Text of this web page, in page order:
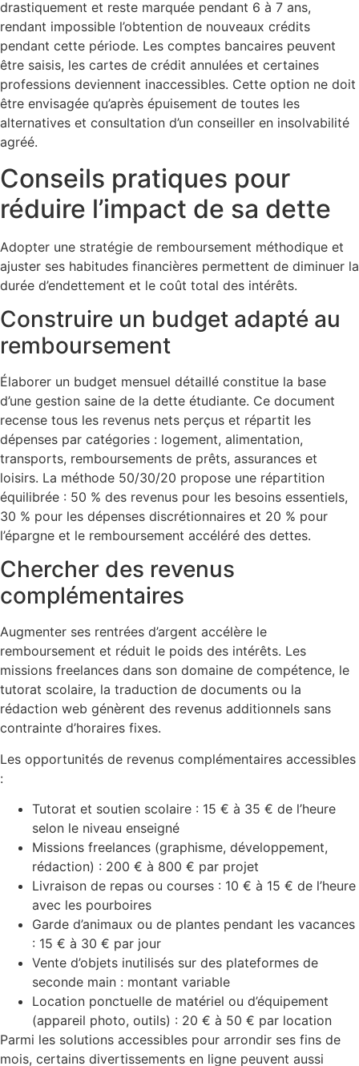
drastiquement et reste marquée pendant 6 à 7 ans,
rendant impossible l’obtention de nouveaux crédits
pendant cette période. Les comptes bancaires peuvent
être saisis, les cartes de crédit annulées et certaines
professions deviennent inaccessibles. Cette option ne doit
être envisagée qu’après épuisement de toutes les
alternatives et consultation d’un conseiller en insolvabilité
agréé.
Conseils pratiques pour
réduire l’impact de sa dette
Adopter une stratégie de remboursement méthodique et
ajuster ses habitudes financières permettent de diminuer la
durée d’endettement et le coût total des intérêts.
Construire un budget adapté au
remboursement
Élaborer un budget mensuel détaillé constitue la base
d’une gestion saine de la dette étudiante. Ce document
recense tous les revenus nets perçus et répartit les
dépenses par catégories : logement, alimentation,
transports, remboursements de prêts, assurances et
loisirs. La méthode 50/30/20 propose une répartition
équilibrée : 50 % des revenus pour les besoins essentiels,
30 % pour les dépenses discrétionnaires et 20 % pour
l’épargne et le remboursement accéléré des dettes.
Chercher des revenus
complémentaires
Augmenter ses rentrées d’argent accélère le
remboursement et réduit le poids des intérêts. Les
missions freelances dans son domaine de compétence, le
tutorat scolaire, la traduction de documents ou la
rédaction web génèrent des revenus additionnels sans
contrainte d’horaires fixes.
Les opportunités de revenus complémentaires accessibles
:
Tutorat et soutien scolaire : 15 € à 35 € de l’heure
selon le niveau enseigné
Missions freelances (graphisme, développement,
rédaction) : 200 € à 800 € par projet
Livraison de repas ou courses : 10 € à 15 € de l’heure
avec les pourboires
Garde d’animaux ou de plantes pendant les vacances
: 15 € à 30 € par jour
Vente d’objets inutilisés sur des plateformes de
seconde main : montant variable
Location ponctuelle de matériel ou d’équipement
(appareil photo, outils) : 20 € à 50 € par location
Parmi les solutions accessibles pour arrondir ses fins de
mois, certains divertissements en ligne peuvent aussi